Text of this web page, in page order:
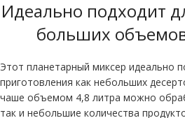
Идеально подходит
больших
Этот планетарный миксер идеально
приготовления как небольших
чаше объемом 4,8 литра можно
так и небольшие количества